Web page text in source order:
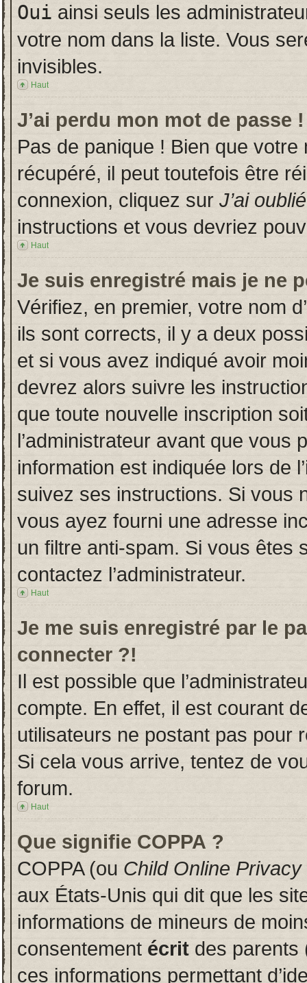
Oui ainsi seuls les
votre nom dans la liste. Vous
invisibles.
Haut
J’ai perdu mon mot de passe !
Pas de panique ! Bien que
récupéré, il peut toutefois être
connexion, cliquez sur J’ai
instructions et vous devriez
Haut
Je suis enregistré mais je ne
Vérifiez, en premier, votre nom
ils sont corrects, il y a deux
et si vous avez indiqué avoir
devrez alors suivre les
que toute nouvelle inscription
l’administrateur avant que vous
information est indiquée lors de
suivez ses instructions. Si vous
vous ayez fourni une adresse
un filtre anti-spam. Si vous êtes
contactez l’administrateur.
Haut
Je me suis enregistré par le
connecter ?!
Il est possible que
compte. En effet, il est courant
utilisateurs ne postant pas pour
Si cela vous arrive, tentez de
forum.
Haut
Que signifie COPPA ?
COPPA (ou Child Online
aux États-Unis qui dit que les
informations de mineurs de
consentement écrit des parents
ces informations permettant